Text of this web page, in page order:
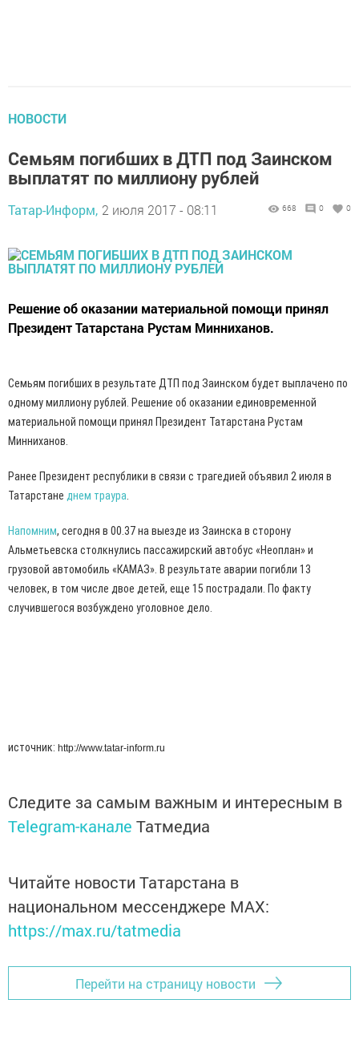
НОВОСТИ
Семьям погибших в ДТП под Заинском
выплатят по миллиону рублей
Татар-Информ, 2 июля 2017 - 08:11 668 0 0
Решение об оказании материальной помощи принял
Президент Татарстана Рустам Минниханов.
Семьям погибших в результате ДТП под Заинском будет выплачено по
одному миллиону рублей. Решение об оказании единовременной
материальной помощи принял Президент Татарстана Рустам
Минниханов.
Ранее Президент республики в связи с трагедией объявил 2 июля в
Татарстане днем траура.
Напомним, сегодня в 00.37 на выезде из Заинска в сторону
Альметьевска столкнулись пассажирский автобус «Неоплан» и
грузовой автомобиль «КАМАЗ». В результате аварии погибли 13
человек, в том числе двое детей, еще 15 пострадали. По факту
случившегося возбуждено уголовное дело.
источник: http://www.tatar-inform.ru
Следите за самым важным и интересным в
Telegram-канале Татмедиа
Читайте новости Татарстана в
национальном мессенджере MАХ:
https://max.ru/tatmedia
Перейти на страницу новости